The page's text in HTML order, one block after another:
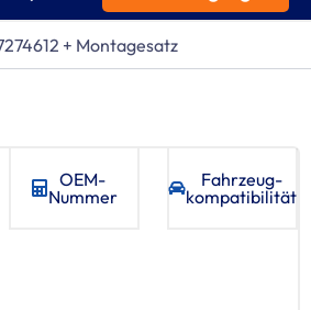
+ Montagesatz
OEM-
Nummer
Fahrzeug­
kompatibilität